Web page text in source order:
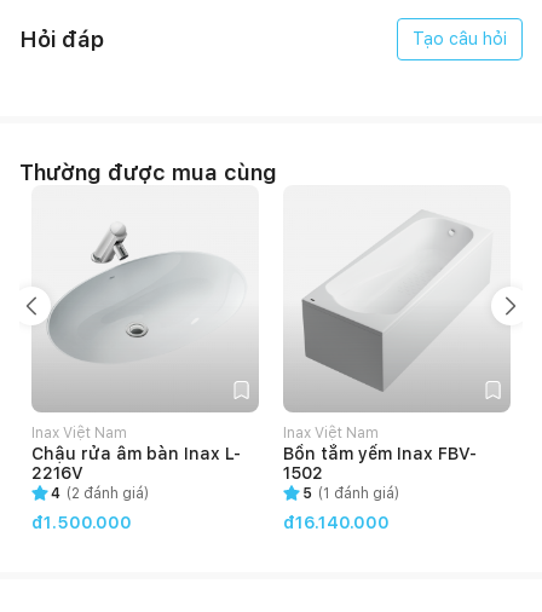
Hỏi đáp Tạo câu hỏi
Thường được mua cùng
Inax Việt Nam
Chậu rửa âm bàn Inax L-
2216V
4 (2 đánh giá)
đ1.500.000
Inax Việt Nam
Bồn tắm yếm Inax FBV-
1502
5 (1 đánh giá)
đ16.140.000